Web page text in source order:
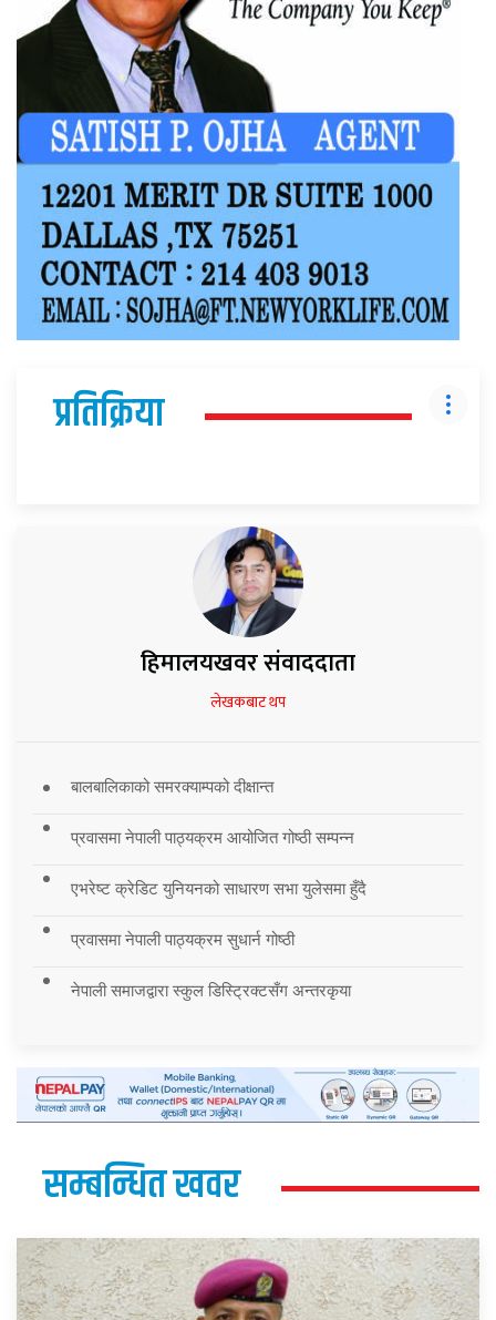
प्रतिक्रिया
हिमालयखवर संवाददाता
लेखकबाट थप
बालबालिकाको समरक्याम्पको दीक्षान्त
प्रवासमा नेपाली पाठ्यक्रम आयोजित गोष्ठी सम्पन्न
एभरेष्ट क्रेडिट युनियनको साधारण सभा युलेसमा हुँदै
प्रवासमा नेपाली पाठ्यक्रम सुधार्न गोष्ठी
नेपाली समाजद्वारा स्कुल डिस्ट्रिक्टसँग अन्तरकृया
सम्बन्धित खवर